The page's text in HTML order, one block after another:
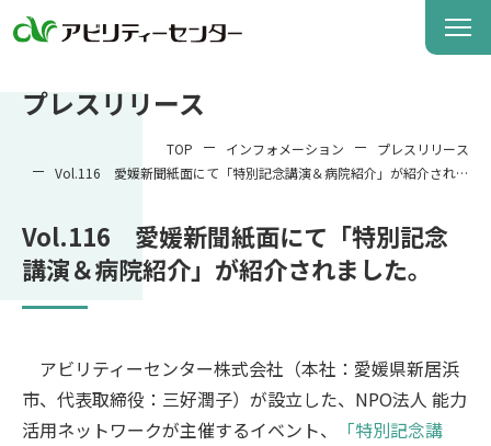
プレスリリース
TOP インフォメーション
プレスリリース
Vol.116 愛媛新聞紙面にて「特別記念講演＆病院紹介」が紹介されま
Vol.116 愛媛新聞紙面にて「特別記念
講演＆病院紹介」が紹介されました。
アビリティーセンター株式会社（本社：愛媛県新居浜
市、代表取締役：三好潤子）が設立した、NPO法人 能力
活用ネットワークが主催するイベント、
「特別記念講